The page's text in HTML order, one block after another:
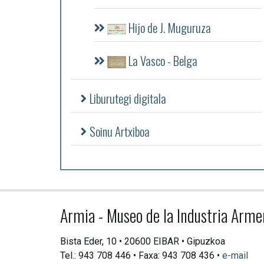
Hijo de J. Muguruza
La Vasco - Belga
Liburutegi digitala
Soinu Artxiboa
Armia - Museo de la Industria
Bista Eder, 10 • 20600 EIBAR • Gipuzkoa
Tel.: 943 708 446 • Faxa: 943 708 436 • e-mail